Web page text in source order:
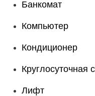
Банкомат
Компьютер
Кондиционер
Круглосуточная
Лифт